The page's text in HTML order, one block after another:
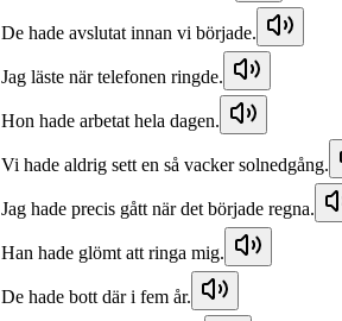
De hade avslutat innan vi började.
Jag läste när telefonen ringde.
Hon hade arbetat hela dagen.
Vi hade aldrig sett en så vacker solnedgång.
Jag hade precis gått när det började regna.
Han hade glömt att ringa mig.
De hade bott där i fem år.